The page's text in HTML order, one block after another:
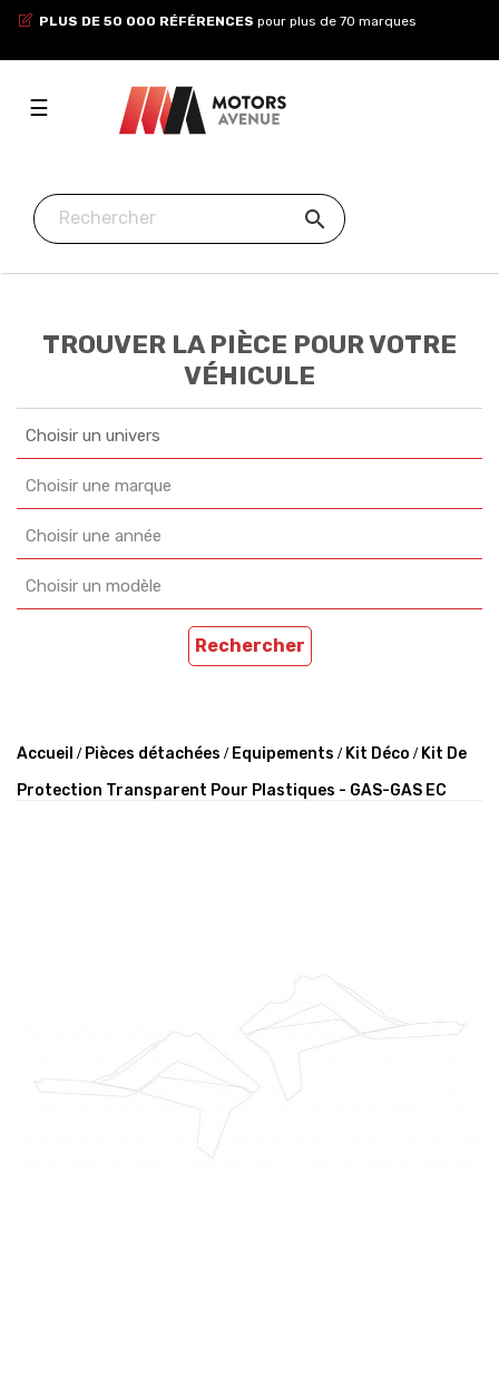
PLUS DE 50 000 RÉFÉRENCES pour plus de 70 marques
Toggle
navigation
☰

TROUVER LA PIÈCE POUR VOTRE
VÉHICULE
Choisir un univers
Choisir une marque
Choisir une année
Choisir un modèle
Rechercher
Accueil Pièces détachées Equipements Kit Déco
Kit De
Protection Transparent Pour Plastiques - GAS-GAS EC